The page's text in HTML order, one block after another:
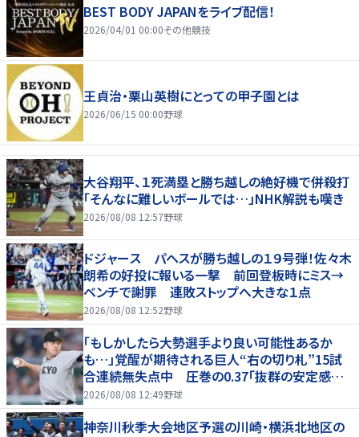
BEST BODY JAPANをライブ配信！
2026/04/01 00:00その他競技
王貞治・栗山英樹にとっての甲子園とは
2026/06/15 00:00野球
大谷翔平、１死満塁と勝ち越しの絶好機で併殺打
「そんなに難しいボールでは…」NHK解説も嘆き
2026/08/08 12:57野球
ドジャース パヘスが勝ち越しの１９号弾！佐々木
朗希の好投に報いる一撃 前回登板時にミス→
ベンチで謝罪 連敗ストップへ大きな１点
2026/08/08 12:52野球
「もしかしたら大勢選手より良い可能性あるか
も…」覚醒が期待される巨人“右の切り札”15試
合連続無失点中 圧巻の0.37「抜群の安定感を
持っている」
2026/08/08 12:49野球
神奈川秋季大会地区予選の川崎・横浜北地区の